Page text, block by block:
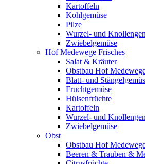
Kartoffeln
Kohlgemüse
Pilze
Wurzel- und
Zwiebelgemüse
Hof Medewege Frisches
Salat & Kräuter
Obstbau Hof
Blatt- und
Fruchtgemüse
Hülsenfrüchte
Kartoffeln
Wurzel- und
Zwiebelgemüse
Obst
Obstbau Hof
Beeren & Trauben &